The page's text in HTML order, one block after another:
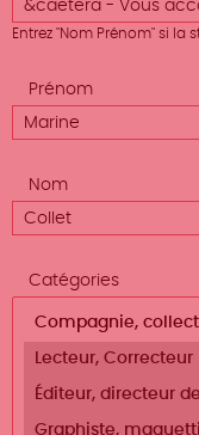
Entrez "Nom Prénom" si la
Prénom
Nom
Catégories